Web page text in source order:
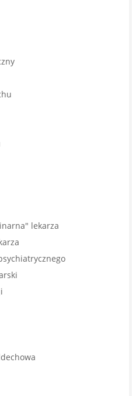
lekarza